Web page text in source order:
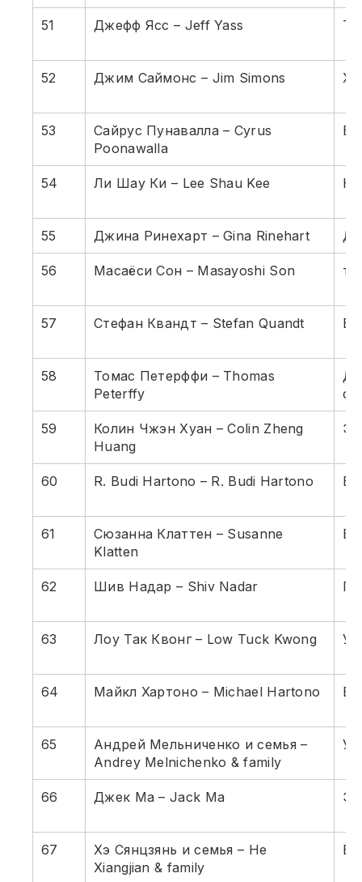
51 Джефф Ясс – Jeff Yass
52 Джим Саймонс – Jim Simons
53
Сайрус Пунавалла – Cyrus
Poonawalla
54 Ли Шау Ки – Lee Shau Kee
55 Джина Ринехарт – Gina Rinehart
56 Масаёси Сон – Masayoshi Son
57 Стефан Квандт – Stefan Quandt
58
Томас Петерффи – Thomas
Peterffy
59
Колин Чжэн Хуан – Colin Zheng
Huang
60 R. Budi Hartono – R. Budi Hartono
61
Сюзанна Клаттен – Susanne
Klatten
62 Шив Надар – Shiv Nadar
63 Лоу Так Квонг – Low Tuck Kwong
64 Майкл Хартоно – Michael Hartono
65
Андрей Мельниченко и семья –
Andrey Melnichenko & family
66 Джек Ма – Jack Ma
67
Хэ Сянцзянь и семья – He
Xiangjian & family